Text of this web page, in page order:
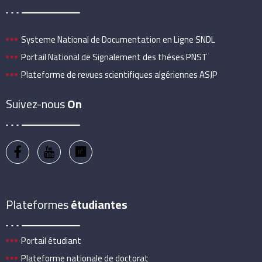
Systeme National de Documentation en Ligne SNDL
Portail National de Signalement des théses PNST
Plateforme de revues scientifiques algériennes ASJP
Suivez-nousOn
Plateformesétudiantes
Portail étudiant
Plateforme nationale de doctorat